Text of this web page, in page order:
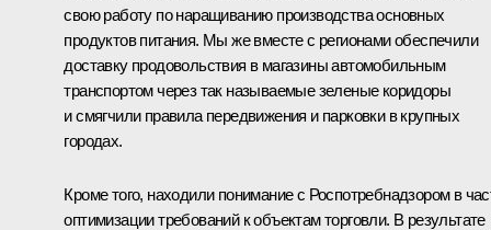
свою работу по наращиванию производства основных
продуктов питания. Мы же вместе с регионами обеспечили
доставку продовольствия в магазины автомобильным
транспортом через так называемые зеленые коридоры
и смягчили правила передвижения и парковки в крупных
городах.
Кроме того, находили понимание с Роспотребнадзором в
оптимизации требований к объектам торговли. В результате